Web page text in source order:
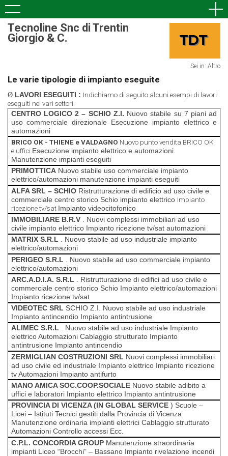
Tecnoline Snc di Trentin
Giorgio & C.
Sei in: Altro
Le varie tipologie di impianto eseguite
Ø LAVORI ESEGUITI : Indichiamo di seguito alcuni esempi di lavori
eseguiti nei vari settori.
CENTRO LOGICO 2 – SCHIO Z.I. Nuovo stabile su 7 piani ad
uso commerciale direzionale Esecuzione impianto elettrico e
automazioni
BRICO OK - THIENE e VALDAGNO Nuovo punto vendita BRICO OK
e uffici Esecuzione impianto elettrico e automazioni.
Manutenzione impianti eseguiti
PRIMOTTICA Nuovo stabile uso commerciale impianto
elettrico/automazioni manutenzione impianti eseguiti
ALFA SRL – SCHIO Ristrutturazione di edificio ad uso civile e
commerciale centro storico Schio impianto elettrico Impianto
ricezione tv/sat Impianto videocitofonico
IMMOBILIARE B.R.V. Nuovi complessi immobiliari ad uso
civile impianto elettrico Impianto ricezione tv/sat automazioni
MATRIX S.R.L. Nuovo stabile ad uso industriale impianto
elettrico/automazioni
PERIGEO S.R.L
Nuovo stabile ad uso commerciale impianto
elettrico/automazioni
ARC.A.D.I.A. S.R.L
Ristrutturazione di edifici ad uso civile e
commerciale centro storico Schio Impianto elettrico/automazioni
Impianto ricezione tv/sat
VIDEOTEC SRL SCHIO Z.I. Nuovo stabile ad uso industriale
Impianto antincendio Impianto antintrusione
ALIMEC S.R.L. Nuovo stabile ad uso industriale Impianto
elettricoAutomazioni Cablaggio strutturato Impianto
antintrusione Impianto antincendio
ZERMIGLIAN COSTRUZIONI SRL Nuovi complessi immobiliari
ad uso civile ed industriale Impianto elettrico Impianto ricezione
tvAutomazioni Impianto antifurto
MANO AMICA SOC.COOP.SOCIALE Nuovo stabile adibito a
uffici e laboratori Impianto elettrico Impianto antintrusione
PROVINCIA DI VICENZA (IN GLOBAL SERVICE) Scuole –
Licei – Istituti Tecnici gestiti dalla Provincia di Vicenza
Manutenzione ordinaria impianti elettrici Cablaggio strutturato
Automazioni Controllo accessi Ecc.
C.P.L. CONCORDIA GROUP Manutenzione straordinaria
impianti Liceo “Brocchi” – Bassano Impianto rivelazione incendi